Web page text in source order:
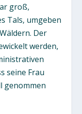
groß,
Tals, umgeben
Der
werden,
seine Frau
genommen